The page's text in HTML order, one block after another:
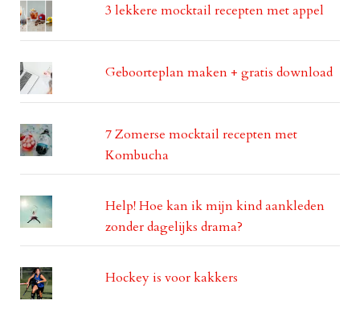
3 lekkere mocktail recepten met appel
Geboorteplan maken + gratis download
7 Zomerse mocktail recepten met
Kombucha
Help! Hoe kan ik mijn kind aankleden
zonder dagelijks drama?
Hockey is voor kakkers